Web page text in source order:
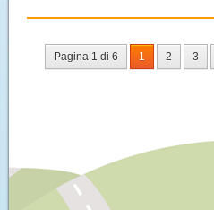
Pagina 1 di 6 1 2 3